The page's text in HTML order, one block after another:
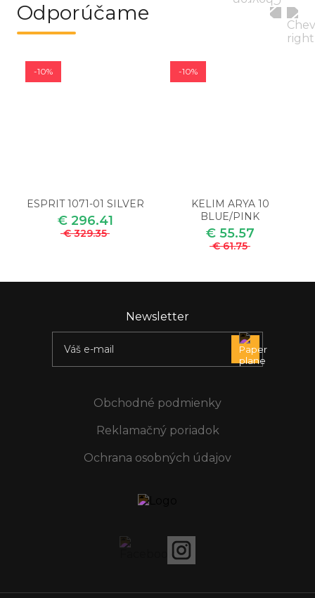
Odporúčame
-10%
ESPRIT 1071-01 SILVER
€ 296.41
€ 329.35
-10%
KELIM ARYA 10
BLUE/PINK
€ 55.57
€ 61.75
Newsletter
Obchodné podmienky
Reklamačný poriadok
Ochrana osobných údajov